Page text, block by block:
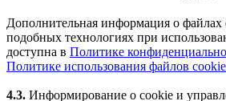
Дополнительная информация о файлах
подобных технологиях при
доступна в Политике
Политике использования файлов
4.3. Информирование о cookie и